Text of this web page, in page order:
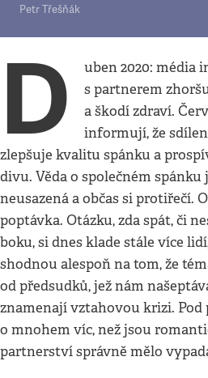
Petr Třešňák
D
uben 2020: média
s partnerem
a škodí zdraví.
informují, že
zlepšuje kvalitu spánku a
divu. Věda o společném spánku
neusazená a občas si protiřečí.
poptávka. Otázku, zda spát, či
boku, si dnes klade stále více
shodnou alespoň na tom, že
od předsudků, jež nám
znamenají vztahovou krizi. Pod
o mnohem víc, než jsou
partnerství správně mělo